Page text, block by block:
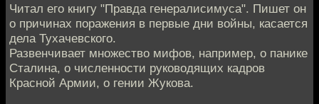
Читал его книгу "Правда генералисимуса". Пишет он
о причинах поражения в первые дни войны, касается
дела Тухачевского.
Развенчивает множество мифов, например, о панике
Сталина, о численности руководящих кадров
Красной Армии, о гении Жукова.